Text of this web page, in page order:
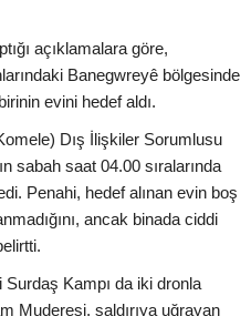
açıklamalara göre,
Banegwreyê bölgesinde
evini hedef aldı.
Dış İlişkiler Sorumlusu
sabah saat 04.00 sıralarında
Penahi, hedef alınan evin boş
ancak binada ciddi
Surdaş Kampı da iki dronla
Muderesi, saldırıya uğrayan